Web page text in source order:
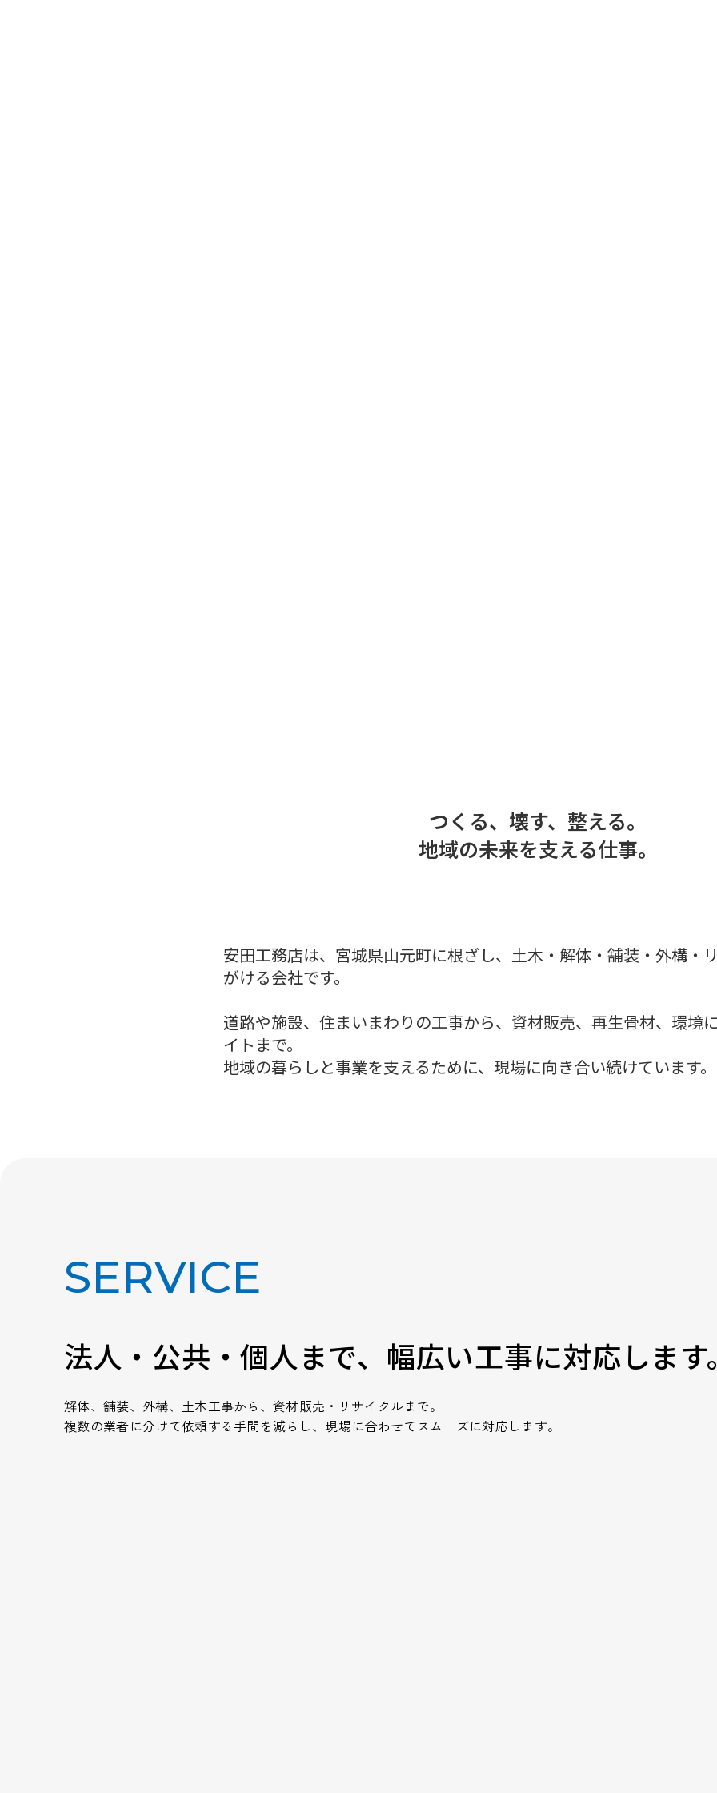
つくる、壊す、整える。
地域の未来を支える仕事。
安田工務店は、宮城県山元町に根ざし、土木・解体・舗装・外構・
がける会社です。
道路や施設、住まいまわりの工事から、資材販売、再生骨材、環境
イトまで。
地域の暮らしと事業を支えるために、現場に向き合い続けています。
SERVICE
法人・公共・個人まで、幅広い工事に対応します
解体、舗装、外構、土木工事から、資材販売・リサイクルまで。
複数の業者に分けて依頼する手間を減らし、現場に合わせてスムーズに対応します。